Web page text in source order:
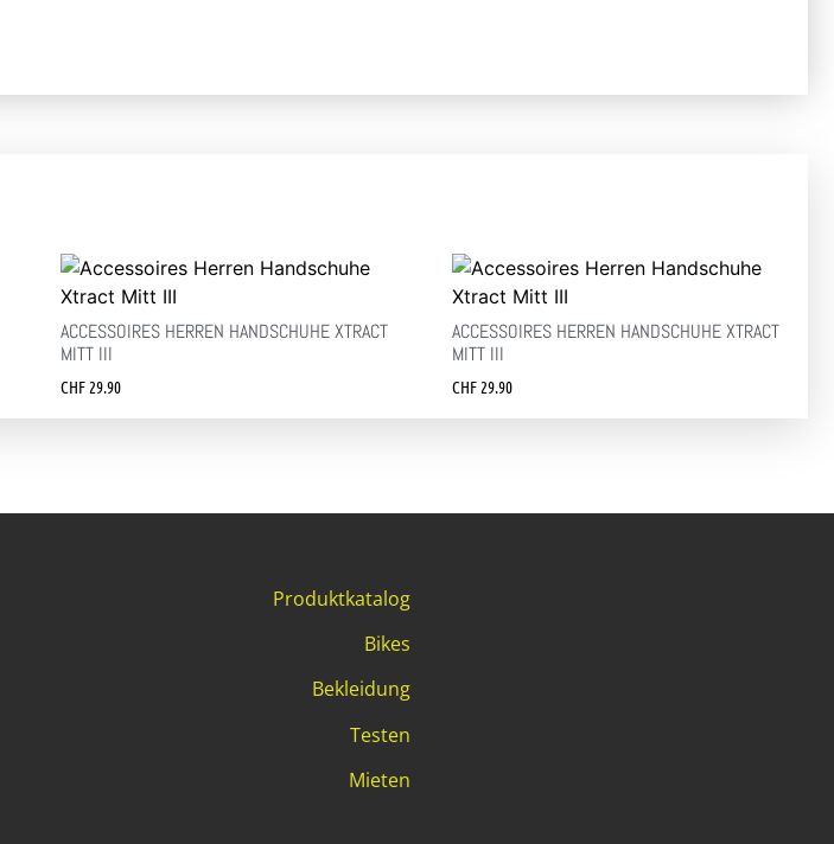
ACCESSOIRES HERREN HANDSCHUHE XTRACT
MITT III
CHF29.90
ACCESSOIRES HERREN HANDSCHUHE XTRACT
MITT III
CHF29.90
Produktkatalog
Bikes
Bekleidung
Testen
Mieten